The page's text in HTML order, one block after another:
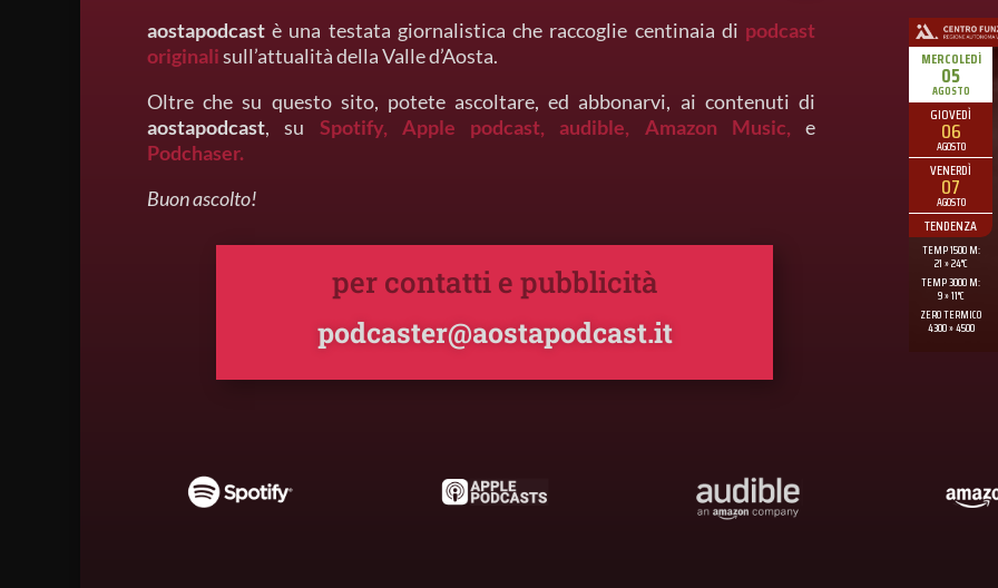
aostapodcast è una testata giornalistica che raccoglie centinaia di podcast
originalisull’attualità della Valle d’Aosta.
Oltre che su questo sito, potete ascoltare, ed abbonarvi, ai contenuti di
aostapodcast, su Spotify, Apple podcast, audible, Amazon Music, e
Podchaser.
Buon ascolto!
per contatti e pubblicità
podcaster@aostapodcast.it